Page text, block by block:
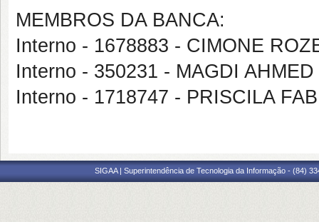
MEMBROS DA BANCA:
Interno - 1678883 - CIMONE
Interno - 350231 - MAGDI
Interno - 1718747 - PRISCILA
SIGAA | Superintendência de Tecnologia da Informação - (84)